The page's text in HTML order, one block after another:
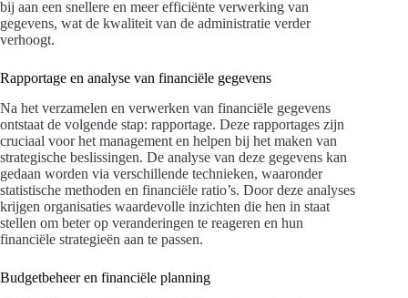
bij aan een snellere en meer efficiënte verwerking van
gegevens, wat de kwaliteit van de administratie verder
verhoogt.
Rapportage en analyse van financiële gegevens
Na het verzamelen en verwerken van financiële gegevens
ontstaat de volgende stap: rapportage. Deze rapportages zijn
cruciaal voor het management en helpen bij het maken van
strategische beslissingen. De analyse van deze gegevens kan
gedaan worden via verschillende technieken, waaronder
statistische methoden en financiële ratio’s. Door deze analyses
krijgen organisaties waardevolle inzichten die hen in staat
stellen om beter op veranderingen te reageren en hun
financiële strategieën aan te passen.
Budgetbeheer en financiële planning